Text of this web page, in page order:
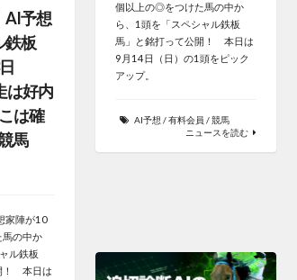
個以上の◎をつけた馬の中か
ら、1頭を「スペシャル鉄板
馬」と銘打って公開！ 本日は
9月14日（日）の1頭をピック
アップ。
AI予想 /有料会員 /競馬
ニュースを読む
AI予想
鉄板
は好内
は確
馬
家陣が10
の中か
ル鉄板
！ 本日は